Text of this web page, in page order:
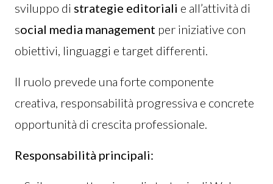
sviluppo di strategie editoriali e all’attività di
social media management per iniziative con
obiettivi, linguaggi e target differenti.
Il ruolo prevede una forte componente
creativa, responsabilità progressiva e concrete
opportunità di crescita professionale.
Responsabilità principali: